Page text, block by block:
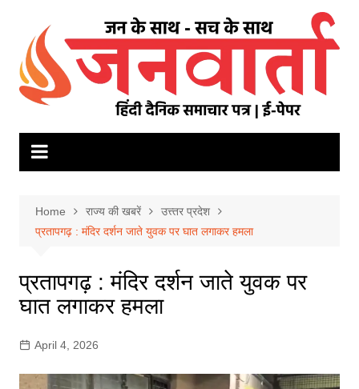
content
Home राज्य की खबरें
उत्त्तर प्रदेश
प्रतापगढ़ : मंदिर दर्शन जाते युवक पर घात लगाकर हमला
प्रतापगढ़ : मंदिर दर्शन जाते युवक पर
घात लगाकर हमला
April 4, 2026